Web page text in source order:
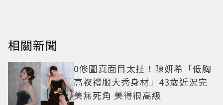
相關新聞
0修圖真面目太扯！陳妍希「低胸
高衩禮服大秀身材」43歲近況完
美無死角 美得很高級